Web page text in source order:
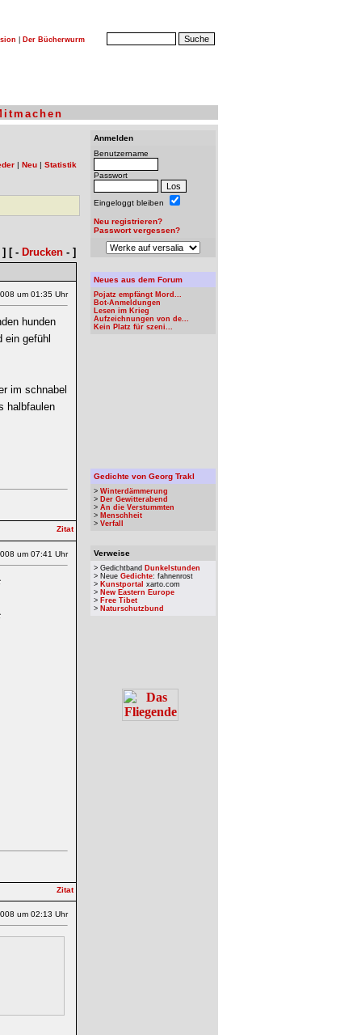
Der Bücherwurm
| Neu | Statistik
] [ - Drucken - ]
um 01:35 Uhr
hunden
ein gefühl
im schnabel
halbfaulen
um 07:41 Uhr
um 02:13 Uhr
Anmelden
Benutzername
Passwort
Eingeloggt bleiben
Neu registrieren?
Passwort vergessen?
Neues aus dem Forum
Pojatz empfängt Mord...
Bot-Anmeldungen
Lesen im Krieg
Aufzeichnungen von de...
Kein Platz für szeni...
Gedichte von Georg Trakl
> Winterdämmerung
> Der Gewitterabend
> An die Verstummten
> Menschheit
> Verfall
Verweise
> Gedichtband Dunkelstunden
> Neue Gedichte: fahnenrost
> Kunstportal xarto.com
> New Eastern Europe
> Free Tibet
> Naturschutzbund